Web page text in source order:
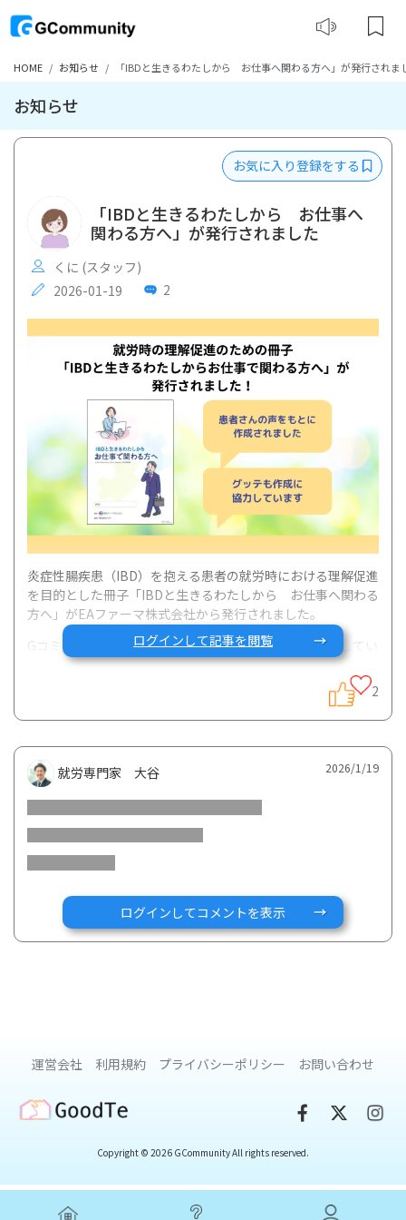
HOME お知らせ 「IBDと生きるわたしから お仕事へ関わる方へ」が発行されま
お知らせ
お気に入り登録をする
「IBDと生きるわたしから お仕事へ
関わる方へ」が発行されました
くに (スタッフ)
2026-01-19
2
炎症性腸疾患（IBD）を抱える患者の就労時における理解促進
を目的とした冊子「IBD と生きるわたしから お仕事へ関わる
方へ」がEAファーマ株式会社から発行されました。
Gコミュニティを運営する株式会社グッテも作成に協力してい
【EA
ファーマ 患者さまご家族の皆様向け お役立ち資料サ
イト内掲載】
AEA-J-1-PM-05172.pdf
事・労務担当者など、仕事に関わる周囲の方々に向けて、疾
患の特性や就労時に生じやすい困りごと、理解の参考となる
Gコミュニティの患者さんにもフィードバックをいただき作成
ログインして記事を閲覧
2
就労専門家 大谷 2026/1/19
ログインしてコメントを表示
運営会社 利用規約 プライバシーポリシー お問い合わせ
GoodTe
Copyright © 2026 GCommunity All rights reserved.